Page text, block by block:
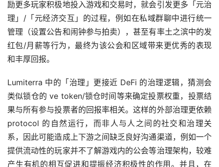
励更多玩家积极地投入游戏和交易时，就会引发更多「元治
理」/「元经济交互」的过程，例如在私域群聊中进行统一
管理（设置公告和闹钟参与拍卖），甚至有率土之滨中的发
红包/月薪等行为，最终为该公会和区域带来更优秀的表现
和丰厚回报。
Lumiterra 中的「治理」更接近 DeFi 的治理逻辑，猜测会
类似锁仓的 ve token/锁仓时间等来确定投票权重，投票结
果与所有参与投票者的回报率相关。这样的外部治理更依赖
protocol 的自然运行，而非人与人之间的社交和治理关
系，因此可能造成上下游之间缺乏良好沟通渠道，例如一个
提供流动性的玩家并不了解游戏内的公会等治理架构，较难
产生有机的相互促进和提振经济积极性的作用。并且，在